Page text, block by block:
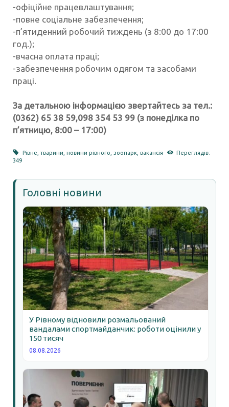
-офіційне працевлаштування;
-повне соціальне забезпечення;
-п’ятиденний робочий тиждень (з 8:00 до 17:00
год.);
-вчасна оплата праці;
-забезпечення робочим одягом та засобами
праці.
За детальною інформацією звертайтесь за тел.:
‪(0362) 65 38 59‬,098 354 53 99‬ (з понеділка по
п’ятницю, 8:00 – 17:00)
Рівне ,тварини ,новини рівного ,зоопарк ,вакансія
Переглядів:
349
Головні новини
У Рівному відновили розмальований
вандалами спортмайданчик: роботи оцінили у
150 тисяч
08.08.2026